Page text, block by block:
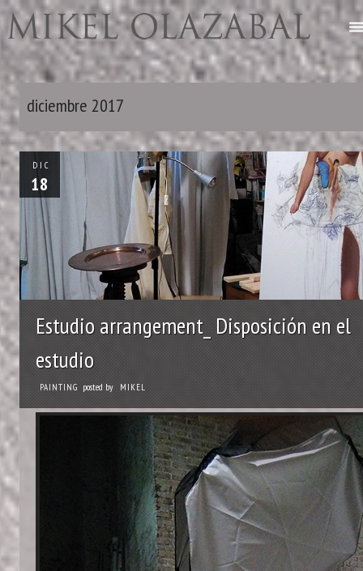
diciembre 2017
DIC
18
Estudio arrangement_ Disposición en el
estudio
PAINTING posted by MIKEL